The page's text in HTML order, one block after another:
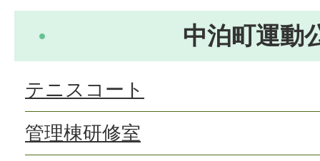
中泊町運動
テニスコート
管理棟研修室